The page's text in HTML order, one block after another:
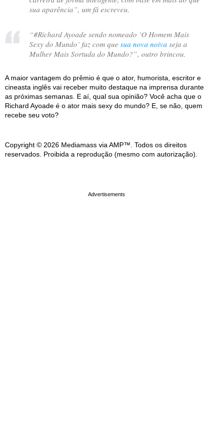
sua aparência”, um fã escreveu.
“#Richard Ayoade sendo nomeado ‘O Homem Mais
Sexy do Mundo’ faz com que sua nova noiva seja a
Mulher Mais Sortuda do Mundo?”, outro brincou.
A maior vantagem do prêmio é que o ator, humorista, escritor e
cineasta inglês vai receber muito destaque na imprensa durante
as próximas semanas. E aí, qual sua opinião? Você acha que o
Richard Ayoade é o ator mais sexy do mundo? E, se não, quem
recebe seu voto?
Copyright © 2026 Mediamass via AMP™. Todos os direitos
reservados. Proibida a reprodução (mesmo com autorização).